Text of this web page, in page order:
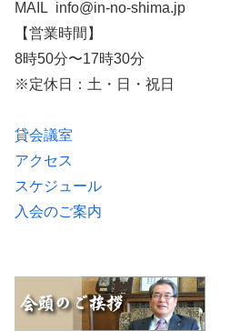
MAIL info@in-no-shima.jp
【営業時間】
8時50分〜17時30分
※定休日：土・日・祝日
貸会議室
アクセス
スケジュール
入会のご案内